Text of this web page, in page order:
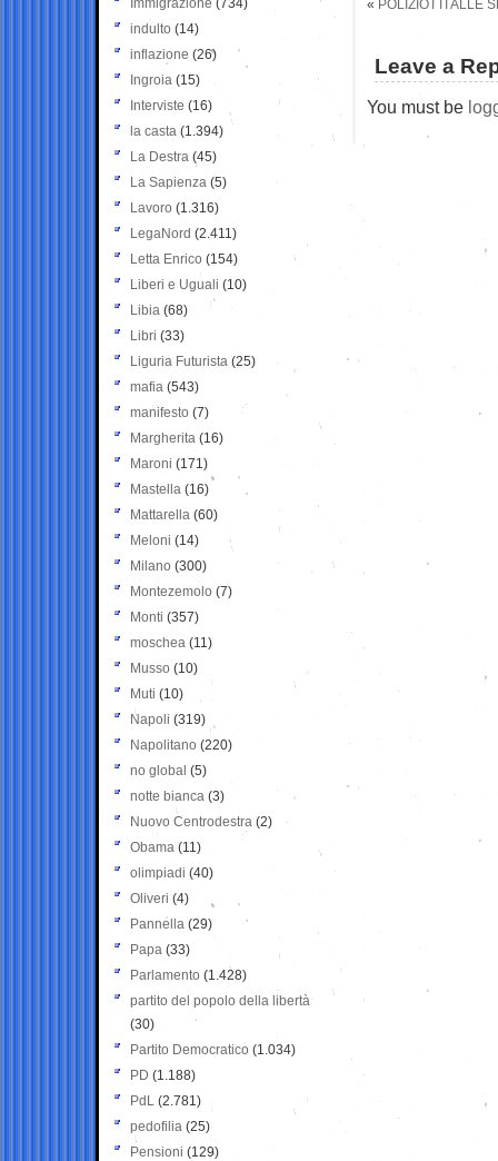
« POLIZIOTTI ALLE
Leave a
You must be
Immigrazione (734)
indulto (14)
inflazione (26)
Ingroia (15)
Interviste (16)
la casta (1.394)
La Destra (45)
La Sapienza (5)
Lavoro (1.316)
LegaNord (2.411)
Letta Enrico (154)
Liberi e Uguali (10)
Libia (68)
Libri (33)
Liguria Futurista (25)
mafia (543)
manifesto (7)
Margherita (16)
Maroni (171)
Mastella (16)
Mattarella (60)
Meloni (14)
Milano (300)
Montezemolo (7)
Monti (357)
moschea (11)
Musso (10)
Muti (10)
Napoli (319)
Napolitano (220)
no global (5)
notte bianca (3)
Nuovo Centrodestra (2)
Obama (11)
olimpiadi (40)
Oliveri (4)
Pannella (29)
Papa (33)
Parlamento (1.428)
partito del popolo della libertà
(30)
Partito Democratico (1.034)
PD (1.188)
PdL (2.781)
pedofilia (25)
Pensioni (129)